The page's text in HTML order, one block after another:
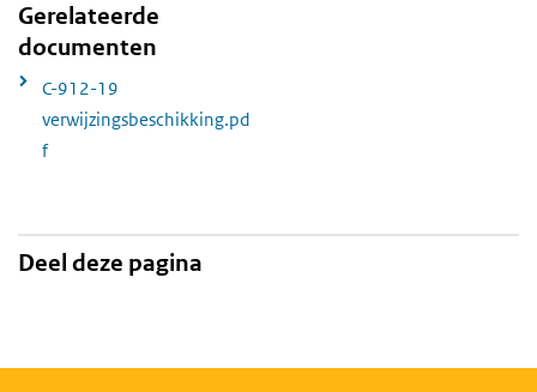
Gerelateerde
documenten
C-912-19
verwijzingsbeschikking.pd
f
Deel deze pagina